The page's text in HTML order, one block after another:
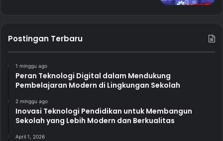
Postingan Terbaru
1 minggu ago
Peran Teknologi Digital dalam Mendukung
Pembelajaran Modern di Lingkungan Sekolah
2 minggu ago
Inovasi Teknologi Pendidikan untuk Membangun
Sekolah yang Lebih Modern dan Berkualitas
April 1, 2026